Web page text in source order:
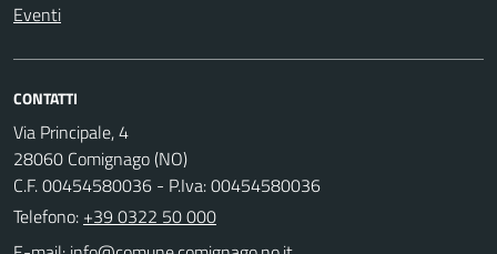
Eventi
CONTATTI
Via Principale, 4
28060 Comignago (NO)
C.F. 00454580036 - P.Iva: 00454580036
Telefono: +39 0322 50 000